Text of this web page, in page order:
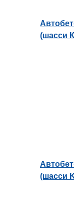
(шасси
(шасси